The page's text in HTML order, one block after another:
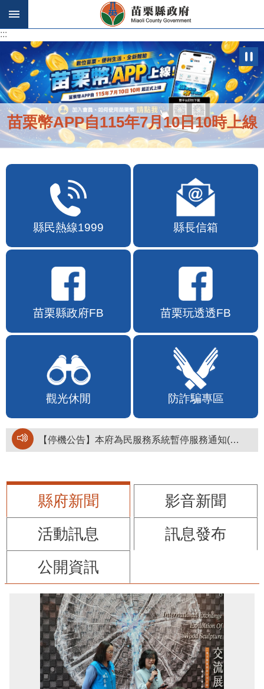
跳到主要內容區塊
:::
苗栗幣APP自115年7月10日10時上線
縣民熱線1999 縣長信箱
苗栗縣政府FB 苗栗玩透透FB
觀光休閒 防詐騙專區
【停機公告】本府為民服務系統暫停服務通知(停止服務時間：115年8月6日17時至19時)
縣府新聞
影音新聞
活動訊息
訊息發布
公開資訊